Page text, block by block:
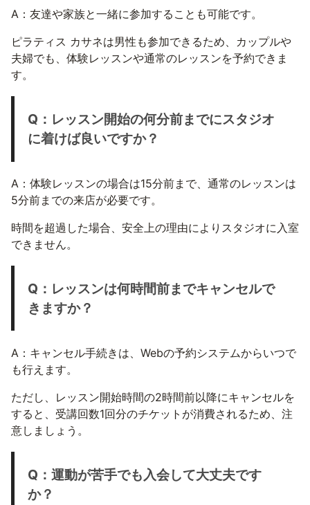
A：友達や家族と一緒に参加することも可能です。
ピラティス カサネは男性も参加できるため、カップルや
夫婦でも、体験レッスンや通常のレッスンを予約できま
す。
Q：レッスン開始の何分前までにスタジオ
に着けば良いですか？
A：体験レッスンの場合は15分前まで、通常のレッスンは
5分前までの来店が必要です。
時間を超過した場合、安全上の理由によりスタジオに入室
できません。
Q：レッスンは何時間前までキャンセルで
きますか？
A：キャンセル手続きは、Webの予約システムからいつで
も行えます。
ただし、レッスン開始時間の2時間前以降にキャンセルを
すると、受講回数1回分のチケットが消費されるため、注
意しましょう。
Q：運動が苦手でも入会して大丈夫です
か？